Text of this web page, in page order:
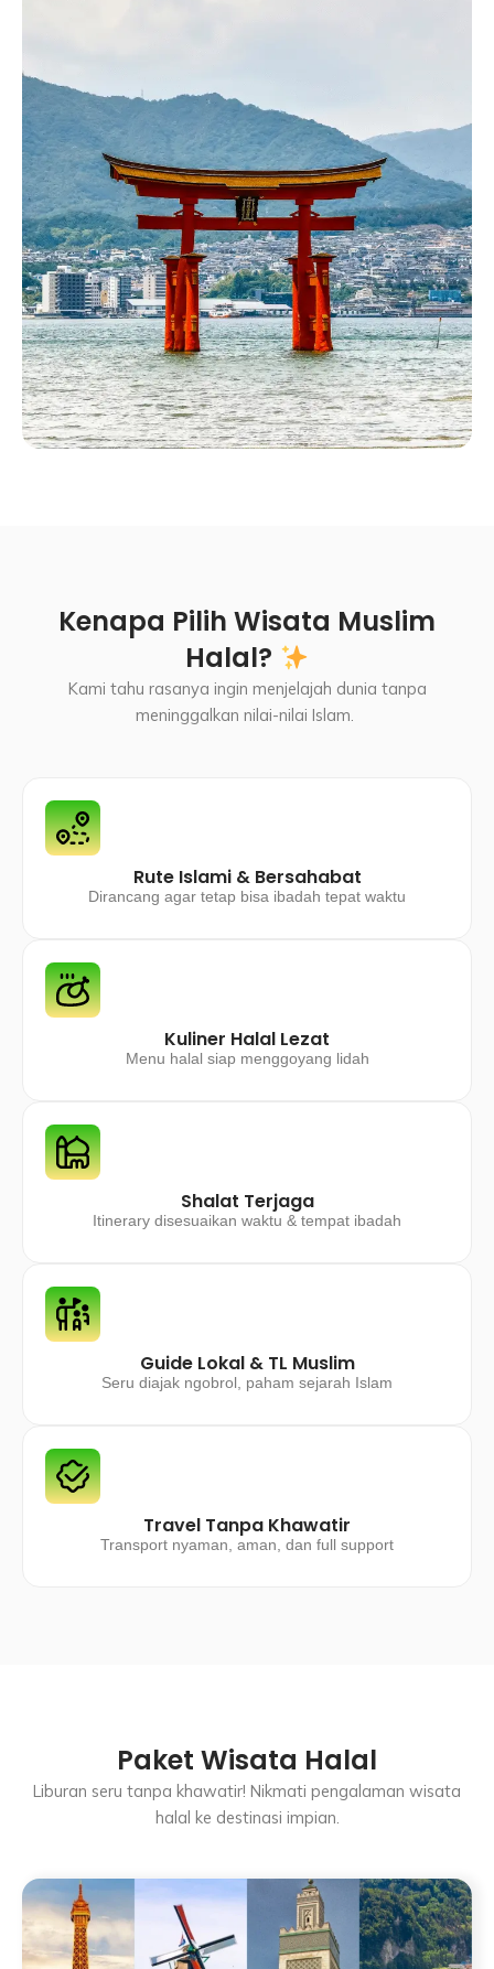
Kenapa Pilih Wisata Muslim
Halal?
Kami tahu rasanya ingin menjelajah dunia tanpa
meninggalkan nilai-nilai Islam.
Rute Islami & Bersahabat
Dirancang agar tetap bisa ibadah tepat waktu
Kuliner Halal Lezat
Menu halal siap menggoyang lidah
Shalat Terjaga
Itinerary disesuaikan waktu & tempat ibadah
Guide Lokal & TL Muslim
Seru diajak ngobrol, paham sejarah Islam
Travel Tanpa Khawatir
Transport nyaman, aman, dan full support
Paket Wisata Halal
Liburan seru tanpa khawatir! Nikmati pengalaman wisata
halal ke destinasi impian.